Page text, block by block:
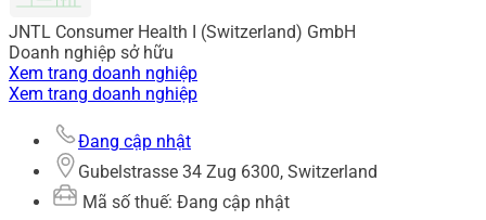
JNTL Consumer Health I (Switzerland) GmbH
Doanh nghiệp sở hữu
Xem trang doanh nghiệp
Xem trang doanh nghiệp
Đang cập nhật
Gubelstrasse 34 Zug 6300, Switzerland
Mã số thuế: Đang cập nhật